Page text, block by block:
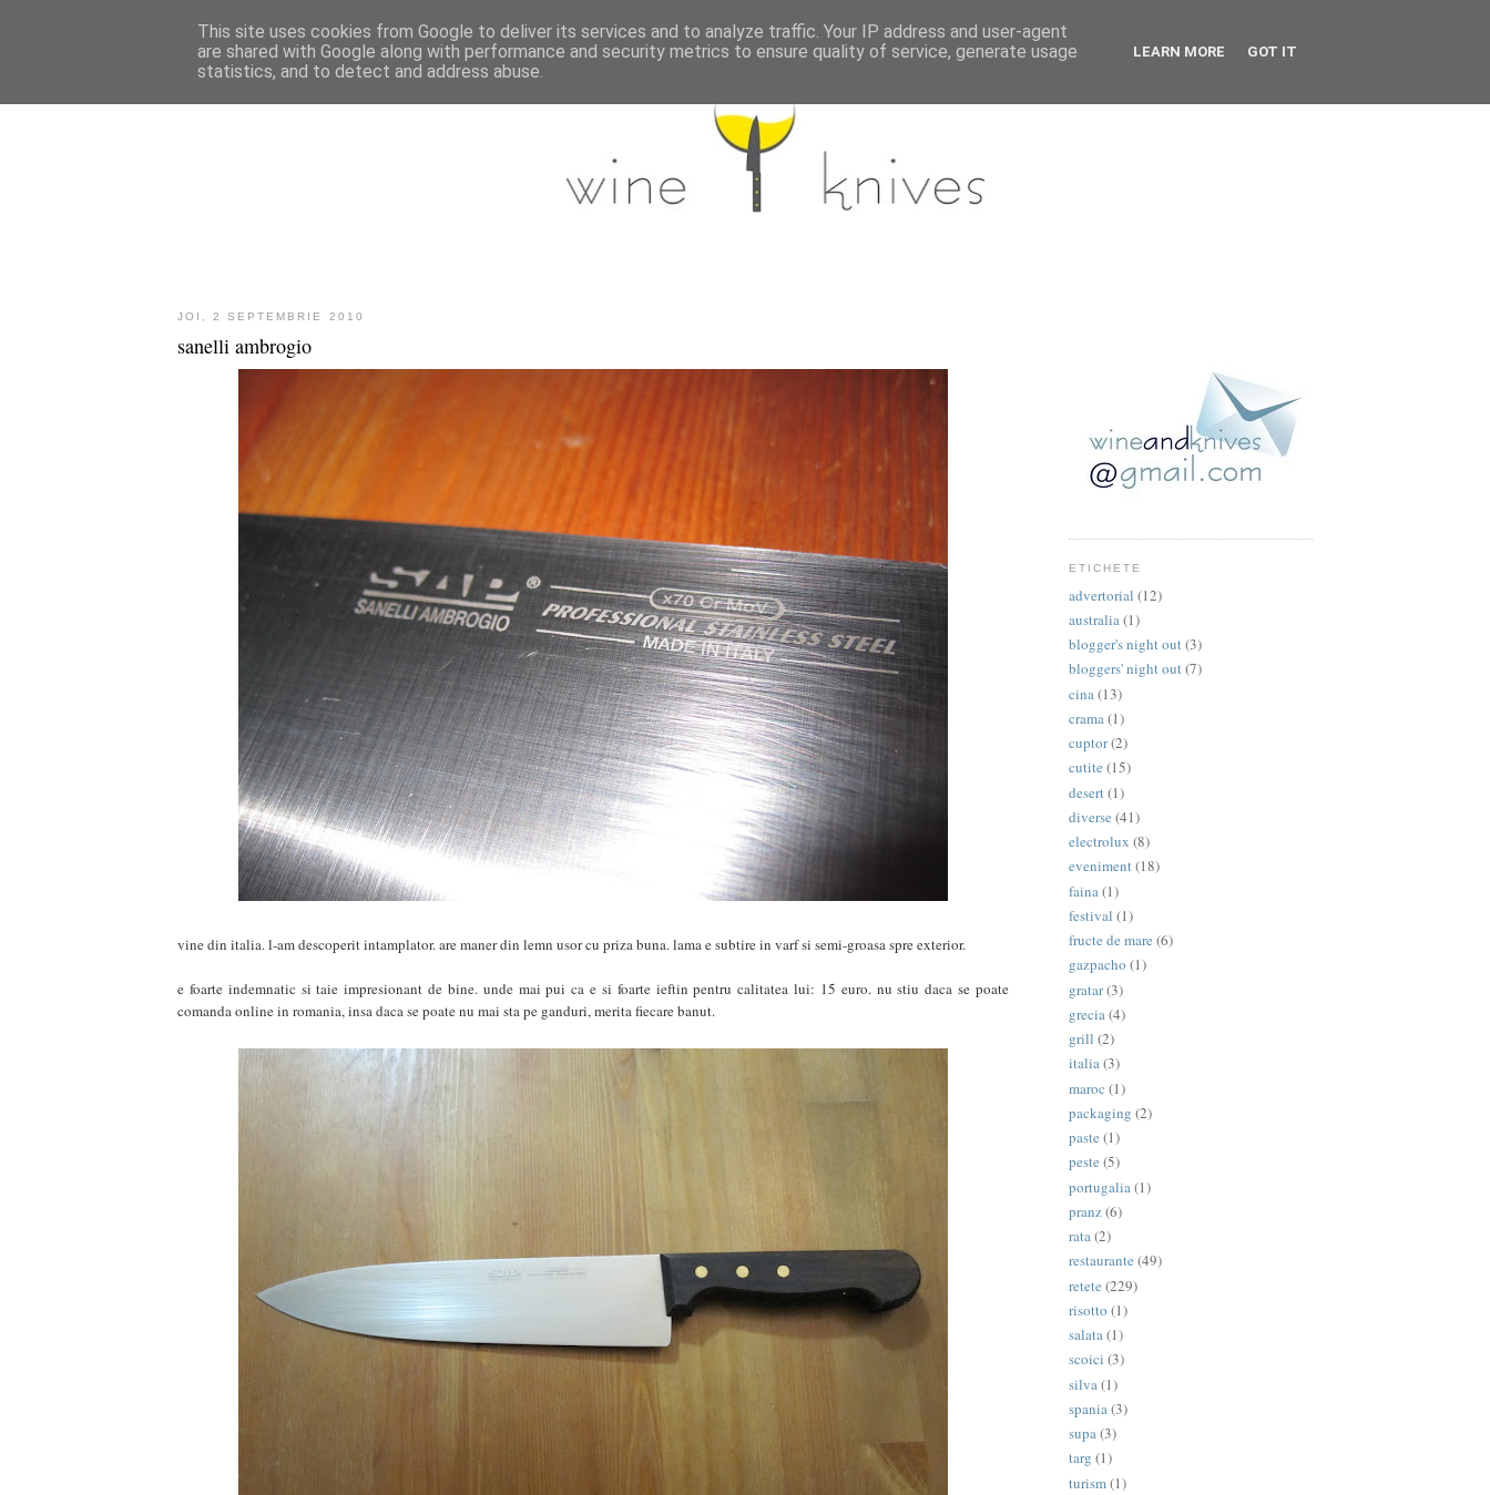
JOI, 2 SEPTEMBRIE 2010
sanelli ambrogio
vine din italia. l-am descoperit intamplator. are maner din lemn usor cu priza buna. lama e subtire in varf si semi-groasa spre exterior.
e foarte indemnatic si taie impresionant de bine. unde mai pui ca e si foarte ieftin pentru calitatea lui: 15 euro. nu stiu daca se poate
comanda online in romania, insa daca se poate nu mai sta pe ganduri, merita fiecare banut.
ETICHETE
advertorial (12)
australia(1)
blogger's night out(3)
bloggers' night out(7)
cina (13)
crama(1)
cuptor(2)
cutite (15)
desert (1)
diverse (41)
electrolux (8)
eveniment(18)
faina (1)
festival (1)
fructe de mare (6)
gazpacho (1)
gratar(3)
grecia(4)
grill (2)
italia(3)
maroc (1)
packaging (2)
paste (1)
peste (5)
portugalia (1)
pranz(6)
rata(2)
restaurante (49)
retete (229)
risotto (1)
salata(1)
scoici (3)
silva (1)
spania(3)
supa(3)
targ (1)
turism(1)
This site uses cookies from Google to deliver its services and to analyze traffic. Your IP address and user-agent
are shared with Google along with performance and security metrics to ensure quality of service, generate usage
statistics, and to detect and address abuse.
LEARN MORE GOT IT